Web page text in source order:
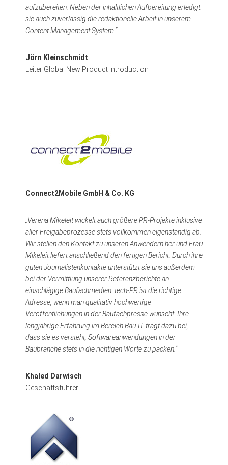
aufzubereiten. Neben der inhaltlichen Aufbereitung erledigt
sie auch zuverlässig die redaktionelle Arbeit in unserem
Content Management System.“
Jörn Kleinschmidt
Leiter Global New Product Introduction
Connect2Mobile GmbH & Co. KG
„Verena Mikeleit wickelt auch größere PR-Projekte inklusive
aller Freigabeprozesse stets vollkommen eigenständig ab.
Wir stellen den Kontakt zu unseren Anwendern her und Frau
Mikeleit liefert anschließend den fertigen Bericht. Durch ihre
guten Journalistenkontakte unterstützt sie uns außerdem
bei der Vermittlung unserer Referenzberichte an
einschlägige Baufachmedien. tech-PR ist die richtige
Adresse, wenn man qualitativ hochwertige
Veröffentlichungen in der Baufachpresse wünscht. Ihre
langjährige Erfahrung im Bereich Bau-IT trägt dazu bei,
dass sie es versteht, Softwareanwendungen in der
Baubranche stets in die richtigen Worte zu packen.“
Khaled Darwisch
Geschäftsführer